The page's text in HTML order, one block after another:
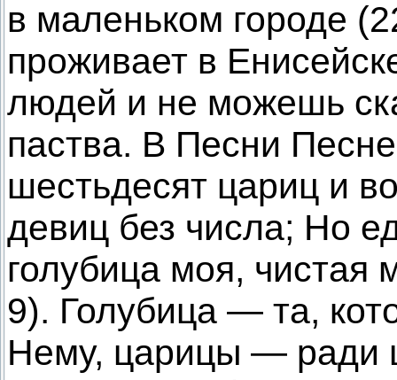
в маленьком городе
проживает в
людей и не можешь
паства. В Песни
шестьдесят цариц и
девиц без числа; Но
голубица моя,
9). Голубица — та,
Нему, царицы — ради